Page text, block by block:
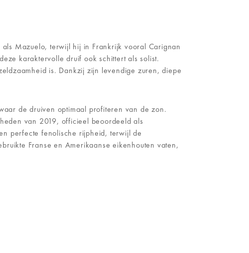
Mazuelo, terwijl hij in Frankrijk vooral Carignan
karaktervolle druif ook schittert als solist.
is. Dankzij zijn levendige zuren, diepe
de druiven optimaal profiteren van de zon.
van 2019, officieel beoordeeld als
perfecte fenolische rijpheid, terwijl de
Franse en Amerikaanse eikenhouten vaten,